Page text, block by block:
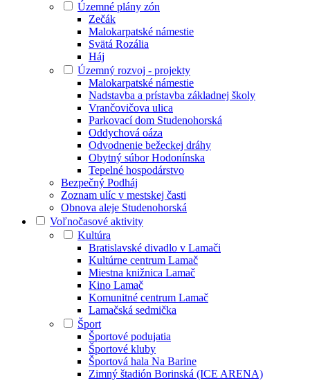
Územné plány zón
Zečák
Malokarpatské námestie
Svätá Rozália
Háj
Územný rozvoj - projekty
Malokarpatské námestie
Nadstavba a prístavba základnej školy
Vrančovičova ulica
Parkovací dom Studenohorská
Oddychová oáza
Odvodnenie bežeckej dráhy
Obytný súbor Hodonínska
Tepelné hospodárstvo
Bezpečný Podháj
Zoznam ulíc v mestskej časti
Obnova aleje Studenohorská
Voľnočasové aktivity
Kultúra
Bratislavské divadlo v Lamači
Kultúrne centrum Lamač
Miestna knižnica Lamač
Kino Lamač
Komunitné centrum Lamač
Lamačská sedmička
Šport
Športové podujatia
Športové kluby
Športová hala Na Barine
Zimný štadión Borinská (ICE ARENA)